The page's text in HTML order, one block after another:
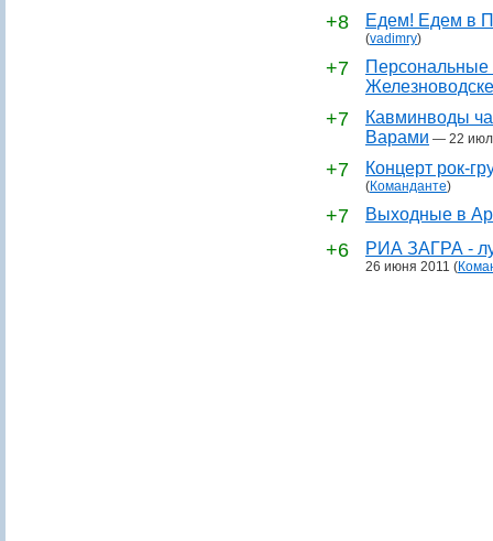
+8 Едем! Едем в
(vadimry)
+7
Персональные
Железноводске
+7
Кавминводы
Варами — 22
+7 Концерт рок-
(Команданте)
+7 Выходные в
+6 РИА ЗАГРА -
26 июня 2011 (